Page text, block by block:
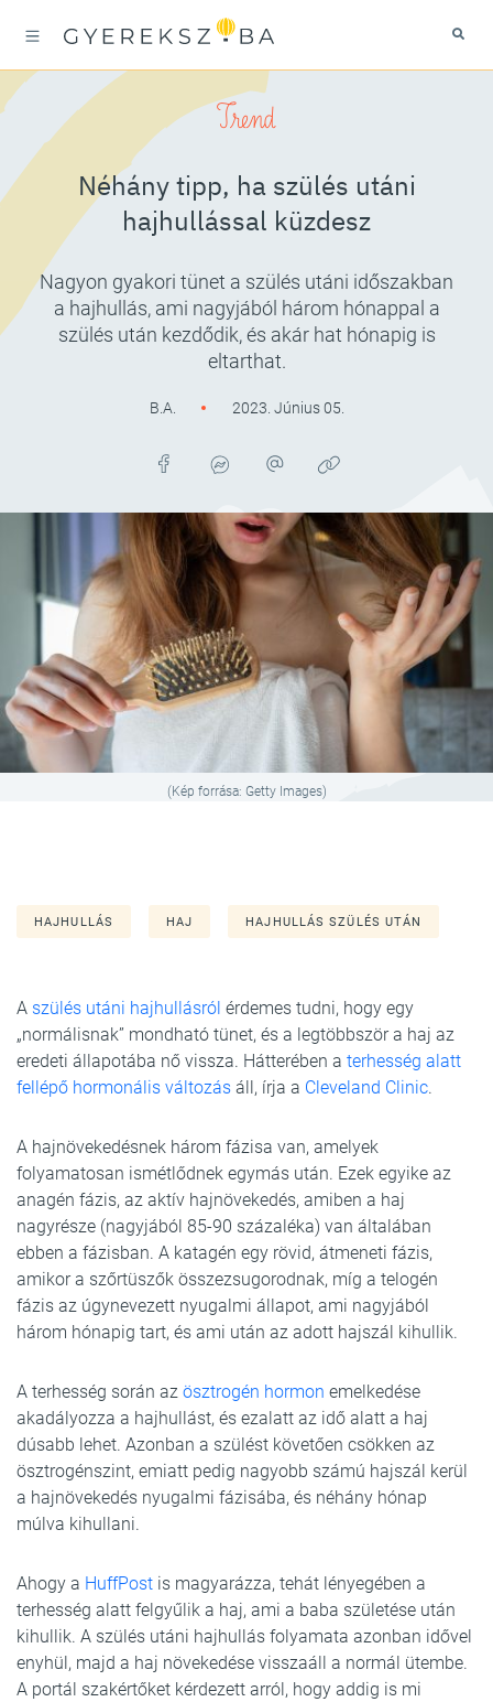
Trend
Néhány tipp, ha szülés utáni
hajhullással küzdesz
Nagyon gyakori tünet a szülés utáni időszakban
a hajhullás, ami nagyjából három hónappal a
szülés után kezdődik, és akár hat hónapig is
eltarthat.
B.A. 2023. Június 05.
(Kép forrása: Getty Images)
HAJHULLÁS HAJ HAJHULLÁS SZÜLÉS UTÁN
A szülés utáni hajhullásról érdemes tudni, hogy egy
„normálisnak” mondható tünet, és a legtöbbször a haj az
eredeti állapotába nő vissza. Hátterében a terhesség alatt
fellépő hormonális változás áll, írja a Cleveland Clinic.
A hajnövekedésnek három fázisa van, amelyek
folyamatosan ismétlődnek egymás után. Ezek egyike az
anagén fázis, az aktív hajnövekedés, amiben a haj
nagyrésze (nagyjából 85-90 százaléka) van általában
ebben a fázisban. A katagén egy rövid, átmeneti fázis,
amikor a szőrtüszők összezsugorodnak, míg a telogén
fázis az úgynevezett nyugalmi állapot, ami nagyjából
három hónapig tart, és ami után az adott hajszál kihullik.
A terhesség során az ösztrogén hormon emelkedése
akadályozza a hajhullást, és ezalatt az idő alatt a haj
dúsabb lehet. Azonban a szülést követően csökken az
ösztrogénszint, emiatt pedig nagyobb számú hajszál kerül
a hajnövekedés nyugalmi fázisába, és néhány hónap
múlva kihullani.
Ahogy a HuffPost is magyarázza, tehát lényegében a
terhesség alatt felgyűlik a haj, ami a baba születése után
kihullik. A szülés utáni hajhullás folyamata azonban idővel
enyhül, majd a haj növekedése visszaáll a normál ütembe.
A portál szakértőket kérdezett arról, hogy addig is mi